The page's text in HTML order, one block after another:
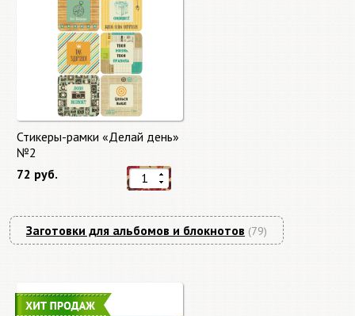
Стикеры-рамки «Делай день»
№2
72 руб.
Заготовки для альбомов и блокнотов (79)